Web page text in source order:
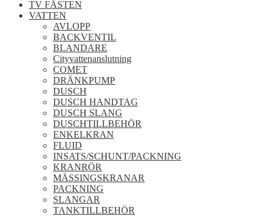
TV FÄSTEN
VATTEN
AVLOPP
BACKVENTIL
BLANDARE
Cityvattenanslutning
COMET
DRÄNKPUMP
DUSCH
DUSCH HANDTAG
DUSCH SLANG
DUSCHTILLBEHÖR
ENKELKRAN
FLUID
INSATS/SCHUNT/PACKNING
KRANRÖR
MÄSSINGSKRANAR
PACKNING
SLANGAR
TANKTILLBEHÖR